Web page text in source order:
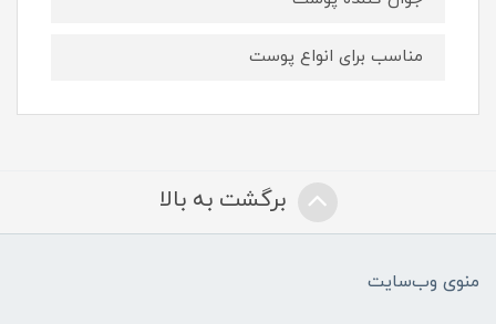
مناسب برای انواع پوست
برگشت به بالا
منوی وب‌سایت